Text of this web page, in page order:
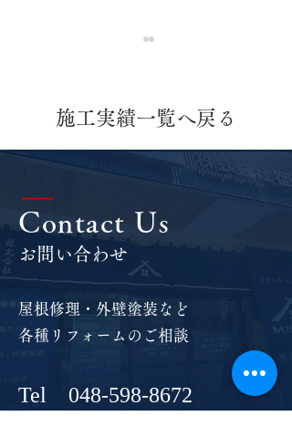
屋根張り替え工事
施工実績一覧へ戻る
|
Contact Us
お問い合わせ
屋根修理・外壁塗装など
各種リフォームのご相談
Tel 048-598-8672